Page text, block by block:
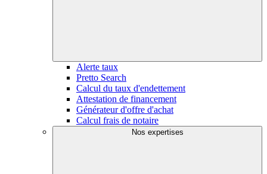
Alerte taux
Pretto Search
Calcul du taux d'endettement
Attestation de financement
Générateur d'offre d'achat
Calcul frais de notaire
Nos expertises